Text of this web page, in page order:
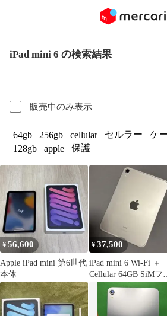
iPad mini 6 の検索結果
販売中のみ表示
64gb 256gb cellular セルラー ケ
128gb
apple 保護
¥56,600
Apple iPad mini 第6世代
本体
¥37,500
iPad mini 6 Wi-Fi ＋
Cellular 64GB SiMフ